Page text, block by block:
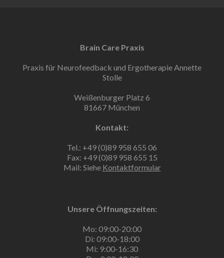
Brain Care Praxis
Praxis für Neurofeedback und Ergotherapie Annette
Stolle
Weißenburger Platz 6
81667 München
Kontakt:
Tel.: +49 (0)89 958 655 06
Fax: +49 (0)89 958 655 15
Mail: Siehe Kontaktformular
Unsere Öffnungszeiten:
Mo: 09:00-20:00
Di: 09:00-18:00
Mi: 9:00-16:30